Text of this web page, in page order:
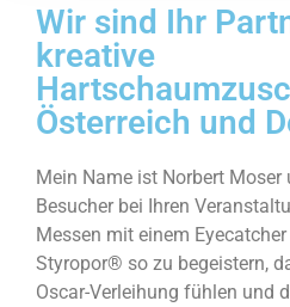
Wir sind Ihr
kreative
Österreich und
Mein Name ist Norbert Moser
Besucher bei Ihren
Messen mit einem
Styropor® so zu begeistern,
Oscar-Verleihung fühlen und